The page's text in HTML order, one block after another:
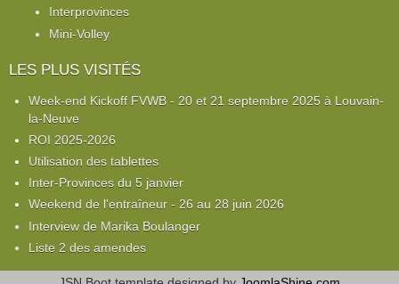
Interprovinces
Mini-Volley
LES PLUS VISITÉS
Week-end Kickoff FVWB - 20 et 21 septembre 2025 à Louvain-
la-Neuve
ROI 2025-2026
Utilisation des tablettes
Inter-Provinces du 5 janvier
Weekend de l'entraîneur - 26 au 28 juin 2026
Interview de Marika Boulanger
Liste 2 des amendes